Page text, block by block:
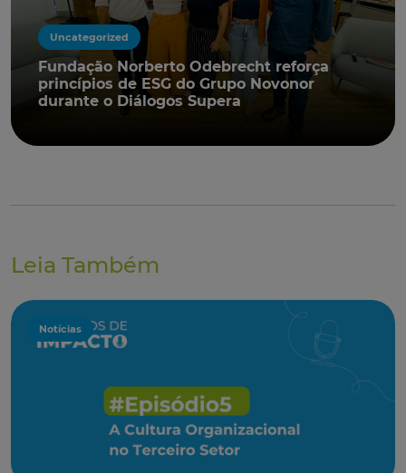
Uncategorized
Fundação Norberto Odebrecht reforça
princípios de ESG do Grupo Novonor
durante o Diálogos Supera
Leia Também
Notícias